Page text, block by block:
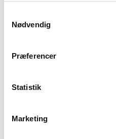
Nødvendig
Præferencer
Statistik
Marketing
Kapacitet
Max:
Størrelse (L x b x h):